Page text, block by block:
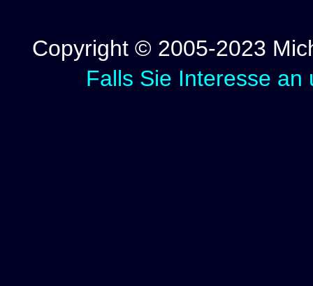
Copyright © 2005-2023
Falls Sie Interesse